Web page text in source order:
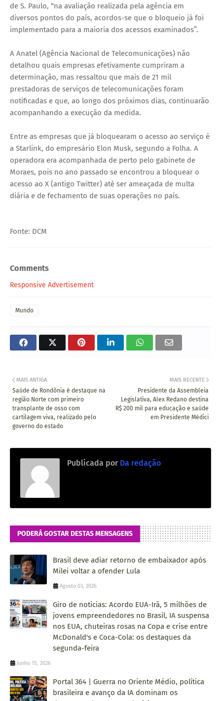
de S. Paulo, “na avaliação realizada pela agência em
diversos pontos do país, acordos-se que o bloqueio já foi
implementado para a maioria dos acessos examinados”.
A Anatel (Agência Nacional de Telecomunicações) não
detalhou quais empresas efetivamente cumpriram a
determinação, mas ressaltou que mais de 21 mil
prestadoras de serviços de telecomunicações foram
notificadas e que, ao longo dos próximos dias, continuarão
acompanhando a execução da medida.
Entre as empresas que já bloquearam o acesso ao serviço é
a Starlink, do empresário Elon Musk, segundo a Folha. A
operadora era acompanhada de perto pelo gabinete de
Moraes, pois no ano passado se encontrou a bloquear o
acesso ao X (antigo Twitter) até ser ameaçada de multa
diária e de fechamento de suas operações no país.
Fonte: DCM
Comments
Responsive Advertisement
Mundo
MAIS RECENTE
Presidente da Assembleia
Legislativa, Alex Redano destina
R$ 200 mil para educação e saúde
em Presidente Médici
MAIS ANTIGA
Saúde de Rondônia é destaque na
região Norte com primeiro
transplante de osso com
cartilagem viva, realizado pelo
governo do estado
Publicada por Da redação
PODERÁ GOSTAR DESTAS MENSAGENS
Brasil deve adiar retorno de embaixador após
Milei voltar a ofender Lula
Agosto 03, 2026
Giro de noticias: Acordo EUA-Irã, 5 milhões de
jovens empreendedores no Brasil, IA suspensa
nos EUA, chuteiras rosas na Copa e crise entre
McDonald's e Coca-Cola: os destaques da
segunda-feira
Junho 15, 2026
Portal 364 | Guerra no Oriente Médio, política
brasileira e avanço da IA dominam os